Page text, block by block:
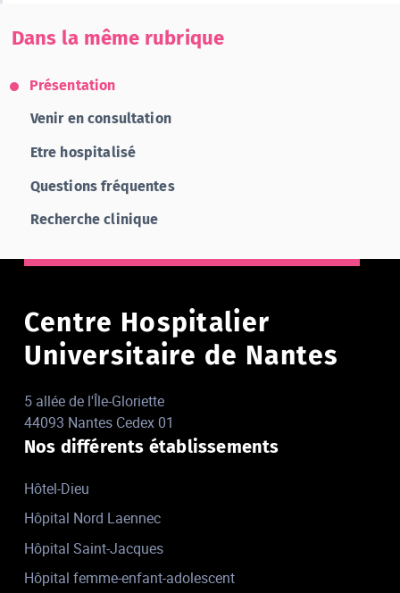
Dans la même rubrique
Présentation
Venir en consultation
Etre hospitalisé
Questions fréquentes
Recherche clinique
Centre Hospitalier
Universitaire de Nantes
5 allée de l'Île-Gloriette
44093 Nantes Cedex 01
Nos différents établissements
Hôtel-Dieu
Hôpital Nord Laennec
Hôpital Saint-Jacques
Hôpital femme-enfant-adolescent